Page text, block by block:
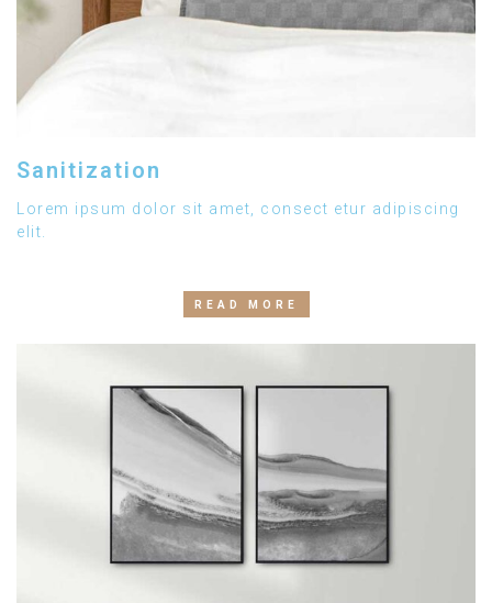
Sanitization
Lorem ipsum dolor sit amet, consect etur adipiscing
elit.
READ MORE